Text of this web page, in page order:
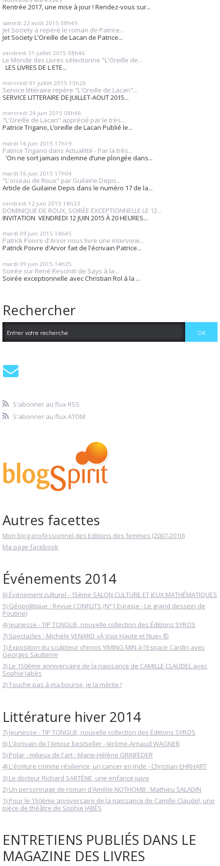
Rentrée 2017, une mise à jour ! Rendez-vous sur...
samedi 22 août 2015 08h49
Jet Society a repéré le roman de Patrice...
Jet Society L'Oreille de Lacan de Patrice...
vendredi 31 juillet 2015 08h46
Le Monde des Livres sélectionne "L'Oreille de...
LES LIVRES DE L ETE...
mercredi 01 juillet 2015 15h26
Service littéraire repère "L'Oreille de Lacan"...
SERVICE LITTERAIRE DE JUILLET-AOUT 2015...
mercredi 24 juin 2015 08h46
"L'Oreille de Lacan" apprécié par le très...
Patrice Trigano, L’oreille de Lacan Publié le...
mardi 16 juin 2015 17h19
Patrice Trigano dans Actualitté - Par la très...
'On ne sort jamais indemne d’une plongée dans...
mardi 16 juin 2015 17h04
"L'oiseau de Roux" par Guilaine Depis...
Article de Guilaine Depis dans le numéro 17 de la...
vendredi 12 juin 2015 18h33
DOMINIQUE DE ROUX, SOIRÉE EXCEPTIONNELLE LE 12...
INVITATION VENDREDI 12 JUIN 2015 À 20 HEURES...
mardi 09 juin 2015 14h45
Patrick Poivre d'Arvor nous livre une interview...
Patrick Poivre d'Arvor fait de l'écrivain Patrice...
mardi 09 juin 2015 14h25
Soirée sur René Resciniti de Says à la...
Soirée exceptionnelle avec Christian Rol à la ...
Rechercher
S'abonner au flux RSS
S'abonner au flux ATOM
Autres facettes
Mon blog professionnel des Editions des femmes (2007-2010)
Ma page facebook
Événements 2014
6) Événement culturel - 15ème SALON CULTURE ET JEUX MATHÉMATIQUES
5) Géopolitique - Revue CONFLITS (N°1 Eurasie - Le grand dessein de
Poutine)
4) Jeunesse - TIP TONGUE, nouvelle collection des Éditions SYROS
7) Spectacles - Michèle VENARD «À Voix Haute et Nue» ©
1) Exposition du sculpteur chinois YIMING MIN à l'Espace Cardin avec
Georges Saulterre
3) Le 150ème anniversaire de la naissance de CAMILLE CLAUDEL avec
Sophie Jabès
2) Touche pas à ma bourse, je la mérite !
Littérature hiver 2014
7) Jeunesse - TIP TONGUE, nouvelle collection des Éditions SYROS
6) L'écrivain de l'Amour bestseller - Jérôme-Arnaud WAGNER
5) Polar - milieux de l'art - Marie-Hélène GRINFEDER
4) L'écriture comme résilience, un cancer en Inde - Christian EHRHART
3) Le docteur Richard SARTÈNE, une enfance juive
2) Un personnage de roman d'Amélie NOTHOMB : Mathieu SALADIN
1) Pour le 150ème anniversaire de la naissance de Camille Claudel, une
pièce de théâtre de Sophie JABÈS
ENTRETIENS PUBLIÉS DANS LE
MAGAZINE DES LIVRES